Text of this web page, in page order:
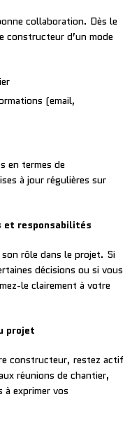
collaboration. Dès le
constructeur d’un mode
(email,
en termes de
à jour régulières sur
et responsabilités
rôle dans le projet. Si
décisions ou si vous
le clairement à votre
projet
constructeur, restez actif
réunions de chantier,
à exprimer vos